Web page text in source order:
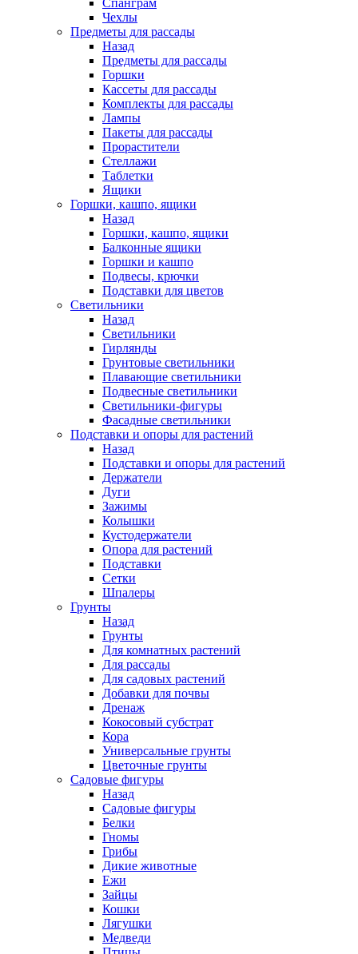
Спанграм
Чехлы
Предметы для рассады
Назад
Предметы для рассады
Горшки
Кассеты для рассады
Комплекты для рассады
Лампы
Пакеты для рассады
Прорастители
Стеллажи
Таблетки
Ящики
Горшки, кашпо, ящики
Назад
Горшки, кашпо, ящики
Балконные ящики
Горшки и кашпо
Подвесы, крючки
Подставки для цветов
Светильники
Назад
Светильники
Гирлянды
Грунтовые светильники
Плавающие светильники
Подвесные светильники
Светильники-фигуры
Фасадные светильники
Подставки и опоры для растений
Назад
Подставки и опоры для растений
Держатели
Дуги
Зажимы
Колышки
Кустодержатели
Опора для растений
Подставки
Сетки
Шпалеры
Грунты
Назад
Грунты
Для комнатных растений
Для рассады
Для садовых растений
Добавки для почвы
Дренаж
Кокосовый субстрат
Кора
Универсальные грунты
Цветочные грунты
Садовые фигуры
Назад
Садовые фигуры
Белки
Гномы
Грибы
Дикие животные
Ежи
Зайцы
Кошки
Лягушки
Медведи